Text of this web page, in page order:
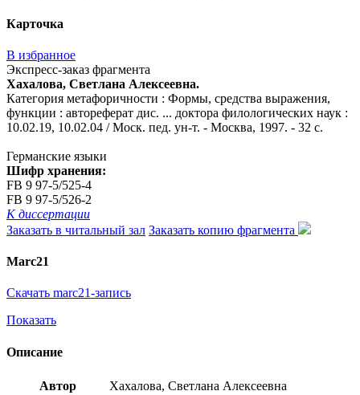
Карточка
В избранное
Экспресс-заказ фрагмента
Хахалова, Светлана Алексеевна.
Категория метафоричности : Формы, средства выражения,
функции : автореферат дис. ... доктора филологических наук :
10.02.19, 10.02.04 / Моск. пед. ун-т. - Москва, 1997. - 32 с.
Германские языки
Шифр хранения:
FB 9 97-5/525-4
FB 9 97-5/526-2
К диссертации
Заказать в читальный зал Заказать копию фрагмента
Marc21
Скачать marc21-запись
Показать
Описание
Автор Хахалова, Светлана Алексеевна